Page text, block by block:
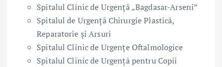
Spitalul Clinic de Urgență „Bagdasar-Arseni”
Spitalul de Urgență Chirurgie Plastică,
Reparatorie și Arsuri
Spitalul Clinic de Urgențe Oftalmologice
Spitalul Clinic de Urgență pentru Copii